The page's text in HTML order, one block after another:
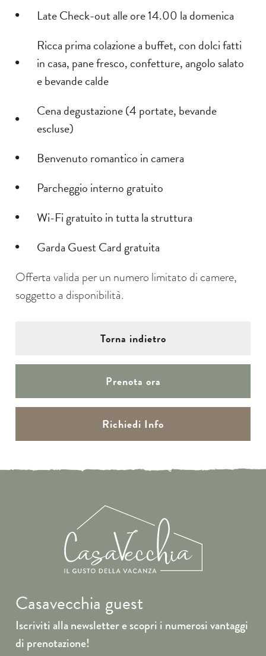
Late Check-out alle ore 14.00 la domenica
Ricca prima colazione a buffet, con dolci fatti
in casa, pane fresco, confetture, angolo salato
e bevande calde
Cena degustazione (4 portate, bevande
escluse)
Benvenuto romantico in camera
Parcheggio interno gratuito
Wi-Fi gratuito in tutta la struttura
Garda Guest Card gratuita
Offerta valida per un numero limitato di camere,
soggetto a disponibilità.
Torna indietro
Prenota ora
Richiedi Info
Casavecchia guest
Iscriviti alla newsletter e scopri i numerosi vantaggi
di prenotazione!